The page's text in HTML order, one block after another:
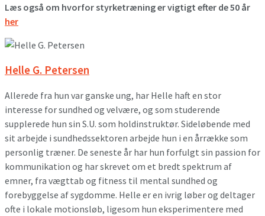
Læs også om hvorfor styrketræning er vigtigt efter de 50 år
her
Helle G. Petersen
Allerede fra hun var ganske ung, har Helle haft en stor
interesse for sundhed og velvære, og som studerende
supplerede hun sin S.U. som holdinstruktør. Sideløbende med
sit arbejde i sundhedssektoren arbejde hun i en årrække som
personlig træner. De seneste år har hun forfulgt sin passion for
kommunikation og har skrevet om et bredt spektrum af
emner, fra vægttab og fitness til mental sundhed og
forebyggelse af sygdomme. Helle er en ivrig løber og deltager
ofte i lokale motionsløb, ligesom hun eksperimentere med